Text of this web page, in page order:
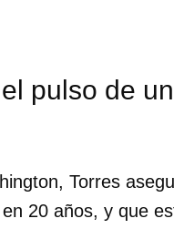
pulso de
Torres
20 años, y que